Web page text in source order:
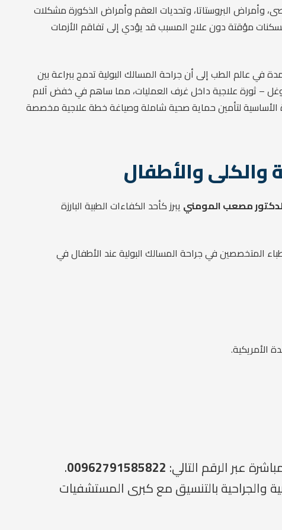
وأمراض البروستاتا، وتحديات العقم وأمراض الذكورة مشكلات
مؤقتة دون علاج المسبب قد يؤدي إلى تفاقم الأزمات
في عالم الطب إلى أن جراحة المسالك البولية تدمج ببراعة بين
التوغل – ثورة علاجية داخل غرف العمليات، مما ساهم في خفض آلام
الأساسية لتأمين حماية صحية شاملة وصياغة خطة علاجية مخصصة
والأطفال
مصعب المومني يبرز كأحد الكفاءات الطبية البارزة
المتخصصين في جراحة المسالك البولية عند الأطفال في
الأمريكية.
عبر الرقم التالي: 00962791585822
.
(ويقدم خدماته الطبية والجراحية بالتنسيق مع كبرى المستشفيات